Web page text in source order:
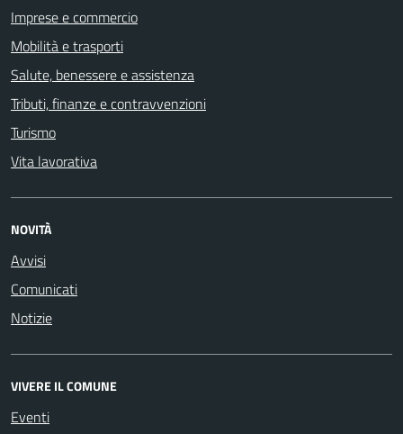
Imprese e commercio
Mobilità e trasporti
Salute, benessere e assistenza
Tributi, finanze e contravvenzioni
Turismo
Vita lavorativa
NOVITÀ
Avvisi
Comunicati
Notizie
VIVERE IL COMUNE
Eventi